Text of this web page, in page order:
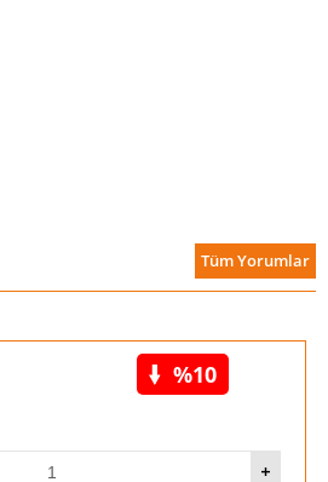
Tüm Yorumlar
%10